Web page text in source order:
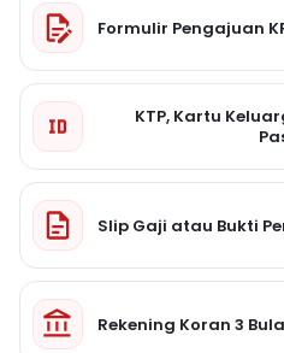
Formulir Pengajuan
KTP, Kartu
Slip Gaji atau Bukti
Rekening Koran 3